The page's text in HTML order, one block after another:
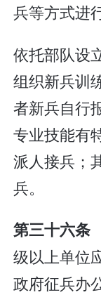
兵等方式进行
依托部队设
组织新兵训
者新兵自行
专业技能有
派人接兵；
兵。
第三十六条
级以上单位
政府征兵办